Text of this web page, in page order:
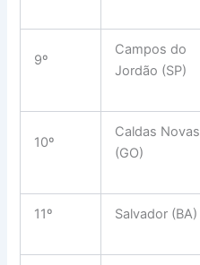
9º
Campos do
Jordão (SP)
10º
Caldas Novas
(GO)
11º Salvador (BA)